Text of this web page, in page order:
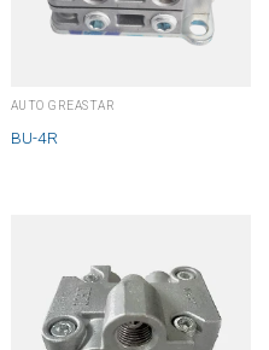
AUTO GREASTAR
BU-4R